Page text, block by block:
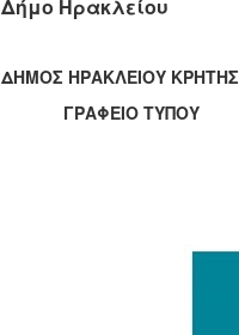
Δήμο Ηρακλείου
ΔΗΜΟΣ ΗΡΑΚΛΕΙΟΥ ΚΡΗΤΗΣ
ΓΡΑΦΕΙΟ ΤΥΠΟΥ